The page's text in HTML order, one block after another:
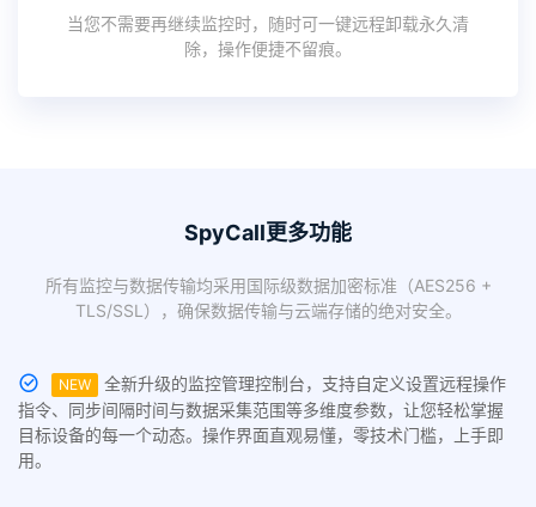
当您不需要再继续监控时，随时可一键远程卸载永久清
除，操作便捷不留痕。
SpyCall更多功能
所有监控与数据传输均采用国际级数据加密标准（AES256 +
TLS/SSL），确保数据传输与云端存储的绝对安全。
NEW
全新升级的监控管理控制台，支持自定义设置远程操作
指令、同步间隔时间与数据采集范围等多维度参数，让您轻松掌握
目标设备的每一个动态。操作界面直观易懂，零技术门槛，上手即
用。